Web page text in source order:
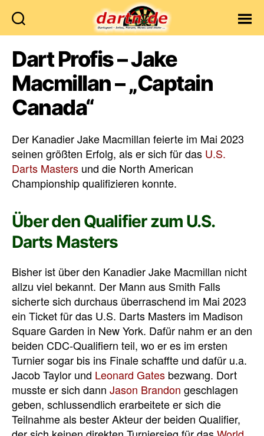
Dart Profis – Jake
Macmillan – „Captain
Canada“
Der Kanadier Jake Macmillan feierte im Mai 2023
seinen größten Erfolg, als er sich für das U.S.
Darts Masters und die North American
Championship qualifizieren konnte.
Über den Qualifier zum U.S.
Darts Masters
Bisher ist über den Kanadier Jake Macmillan nicht
allzu viel bekannt. Der Mann aus Smith Falls
sicherte sich durchaus überraschend im Mai 2023
ein Ticket für das U.S. Darts Masters im Madison
Square Garden in New York. Dafür nahm er an den
beiden CDC-Qualifiern teil, wo er es im ersten
Turnier sogar bis ins Finale schaffte und dafür u.a.
Jacob Taylor und Leonard Gates bezwang. Dort
musste er sich dann Jason Brandon geschlagen
geben, schlussendlich erarbeitete er sich die
Teilnahme als bester Akteur der beiden Qualifier,